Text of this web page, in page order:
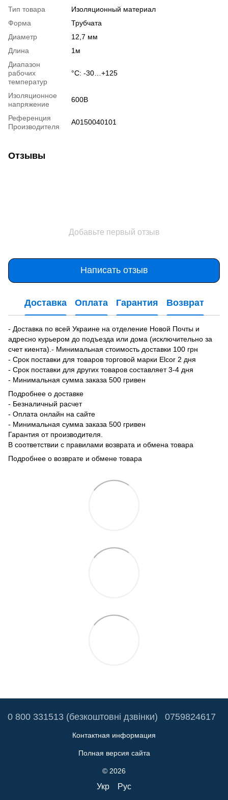
Тип товара
Изоляционный материал
Форма
Трубчата
Диаметр
12,7 мм
Длина
1м
Диапазон
рабочих
температур
°С: -30…+125
Изоляционное
напряжение
600В
Референция
Производителя
A0150040101
Отзывы
Добавьте первый отзыв
Написать отзыв
Доставка Оплата Гарантия Возврат
- Доставка по всей Украине на отделение Новой Почты и
адресно курьером до подъезда или дома (исключительно за
счет киента).- Минимальная стоимость доставки 100 грн
- Срок поставки для товаров торговой марки Elcor 2 дня
- Срок поставки для других товаров составляет 3-4 дня
- Минимальная сумма заказа 500 гривен
Подробнее о доставке
- Безналичный расчет
- Оплата онлайн на сайте
- Минимальная сумма заказа 500 гривен
Гарантия от производителя.
В соответствии с правилами возврата и обмена товара
Подробнее о возврате и обмене товара
0 800 331513 (безкоштовні дзвінки) 0759824617
Контактная информация
Полная версия сайта
© 2026
Укр Рус